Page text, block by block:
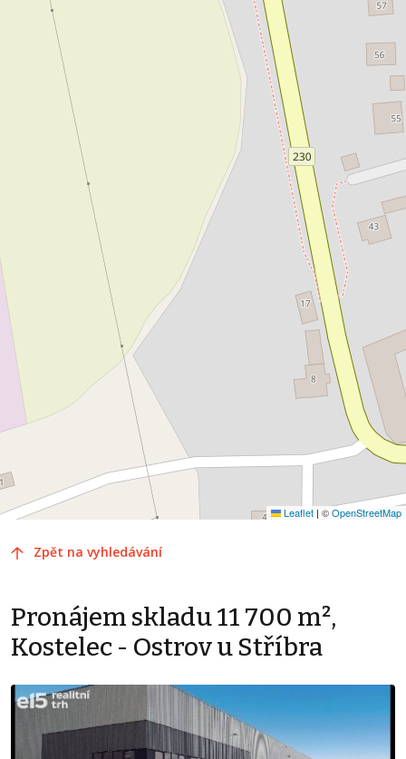
Leaflet | ©OpenStreetMap
Zpět na vyhledávání
Pronájem skladu 11 700 m²,
Kostelec - Ostrov u Stříbra